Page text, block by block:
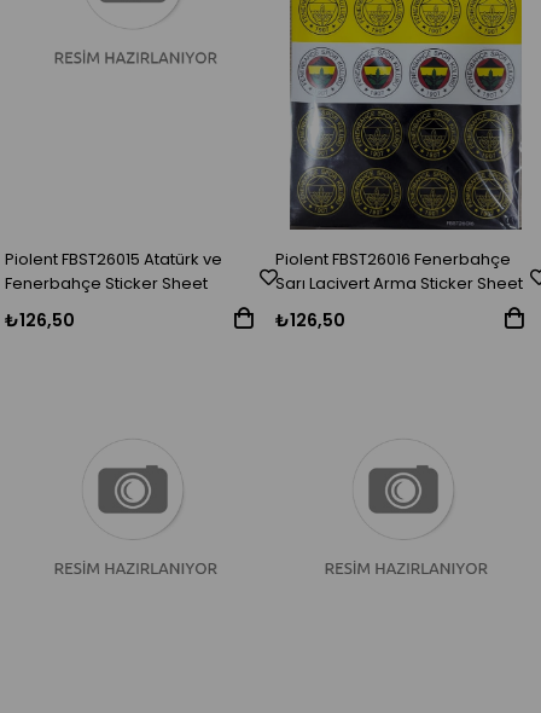
Piolent FBST26015 Atatürk ve
Fenerbahçe Sticker Sheet
₺126,50
Piolent FBST26016 Fenerbahçe
Sarı Lacivert Arma Sticker Sheet
₺126,50